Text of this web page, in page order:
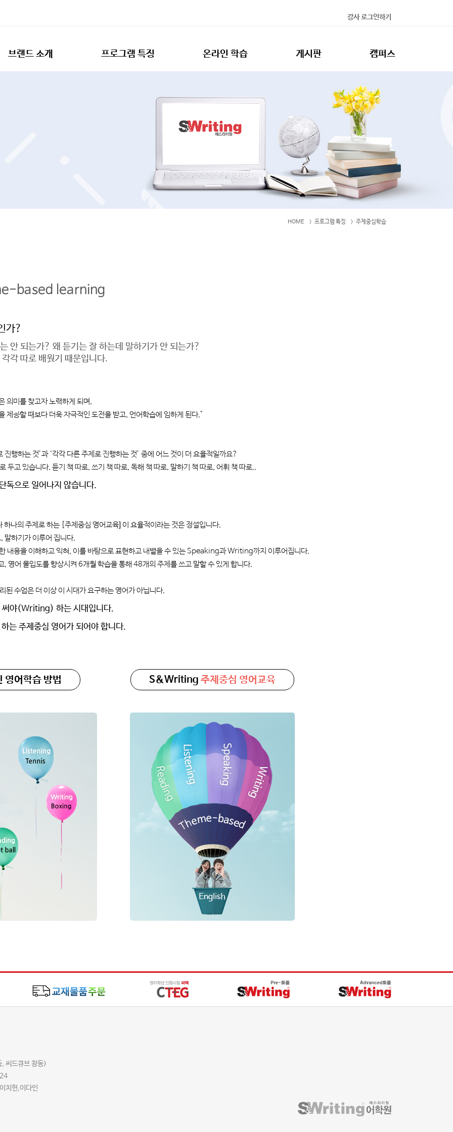
브랜드 소개 프로그램 특징 온라인 학습 게시판 캠퍼스
강사 로그인하기
HOME 프로그램 특징 주제중심학습
based learning
가?
안 되는가? 왜 듣기는 잘 하는데 말하기가 안 되는가?
각 따로 배웠기 때문입니다.
의미를 찾고자 노력하게 되며,
제공할 때보다 더욱 자극적인 도전을 받고, 언어학습에 임하게 된다."
행하는 것’과 ‘각각 다른 주제로 진행하는 것’ 중에 어느 것이 더 효율적일까요?
두고 있습니다. 듣기 책 따로, 쓰기 책 따로, 독해 책 따로, 말하기 책 따로, 어휘 책 따로..
독으로 일어나지 않습니다.
나의 주제로 하는 [주제중심 영어교육] 이 효율적이라는 것은 정설입니다.
하기가 이루어 집니다.
용을 이해하고 익혀, 이를 바탕으로 표현하고 내뱉을 수 있는 Speaking과 Writing까지 이루어집니다.
, 영어 몰입도를 향상시켜 6개월 학습을 통해 48개의 주제를 쓰고 말할 수 있게 합니다.
된 수업은 더 이상 이 시대가 요구하는 영어가 아닙니다.
야(Writing) 하는 시대입니다.
는 주제중심 영어가 되어야 합니다.
영어학습 방법 S&Writing 주제중심 영어교육
씨드큐브 창동)
치헌,이다인